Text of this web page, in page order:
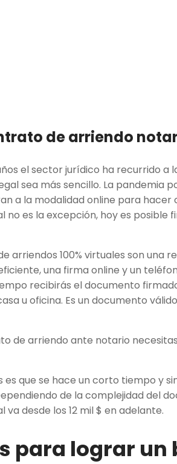
de arriendo
el sector jurídico ha recurrido a
sea más sencillo. La pandemia
a la modalidad online para
no es la excepción, hoy es posible
arriendos 100% virtuales son una
una firma online y un
recibirás el documento
u oficina. Es un documento
de arriendo ante notario
es que se hace un corto tiempo y
de la complejidad del
desde los 12 mil $ en adelante.
para lograr un